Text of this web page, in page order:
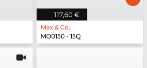
117,60 €
Max & Co.
MO0150 - 15Q